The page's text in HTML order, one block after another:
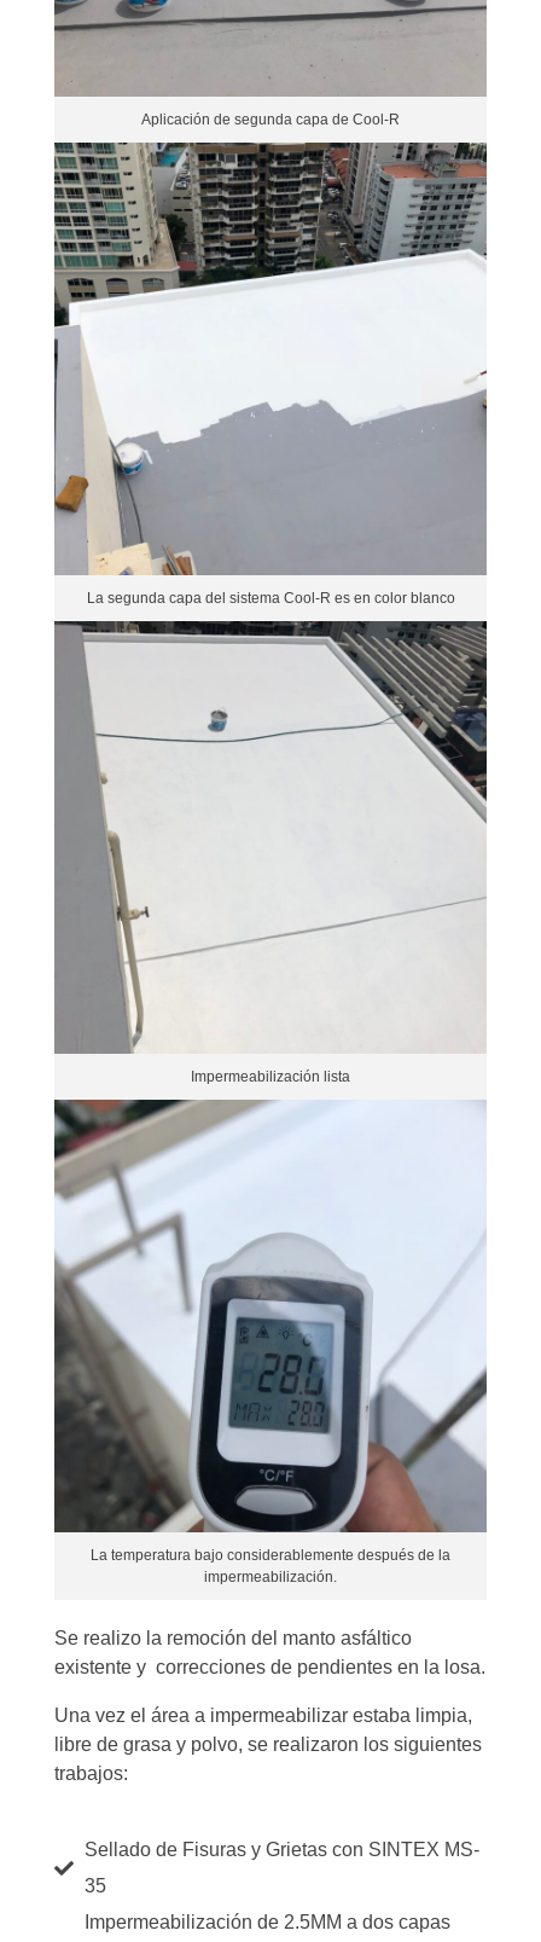
Aplicación de segunda capa de Cool-R
La segunda capa del sistema Cool-R es en color blanco
Impermeabilización lista
La temperatura bajo considerablemente después de la
impermeabilización.
Se realizo la remoción del manto asfáltico
existente y correcciones de pendientes en la losa.
Una vez el área a impermeabilizar estaba limpia,
libre de grasa y polvo, se realizaron los siguientes
trabajos:
Sellado de Fisuras y Grietas con SINTEX MS-
35
Impermeabilización de 2.5MM a dos capas